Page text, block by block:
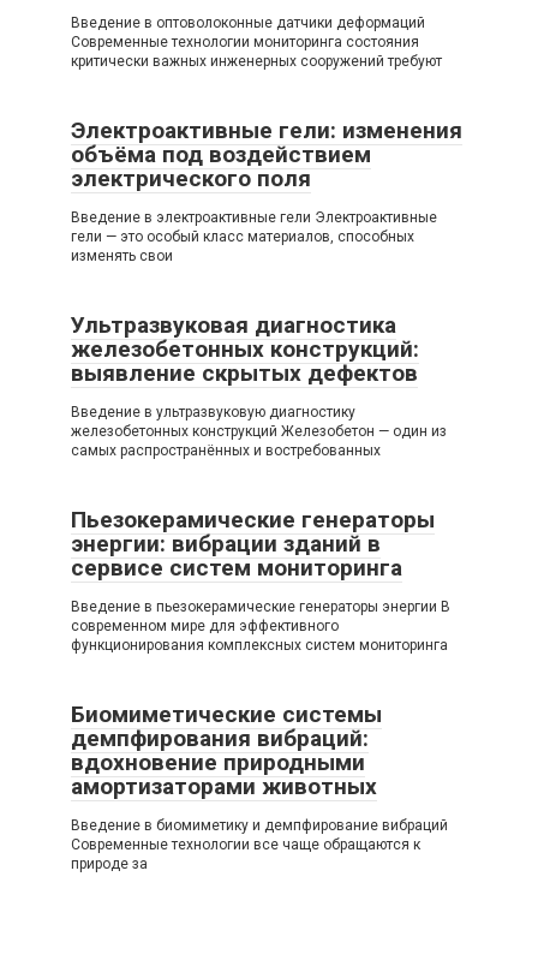
Введение в оптоволоконные датчики деформаций
Современные технологии мониторинга состояния
критически важных инженерных сооружений требуют
Электроактивные гели: изменения
объёма под воздействием
электрического поля
Введение в электроактивные гели Электроактивные
гели — это особый класс материалов, способных
изменять свои
Ультразвуковая диагностика
железобетонных конструкций:
выявление скрытых дефектов
Введение в ультразвуковую диагностику
железобетонных конструкций Железобетон — один из
самых распространённых и востребованных
Пьезокерамические генераторы
энергии: вибрации зданий в
сервисе систем мониторинга
Введение в пьезокерамические генераторы энергии В
современном мире для эффективного
функционирования комплексных систем мониторинга
Биомиметические системы
демпфирования вибраций:
вдохновение природными
амортизаторами животных
Введение в биомиметику и демпфирование вибраций
Современные технологии все чаще обращаются к
природе за